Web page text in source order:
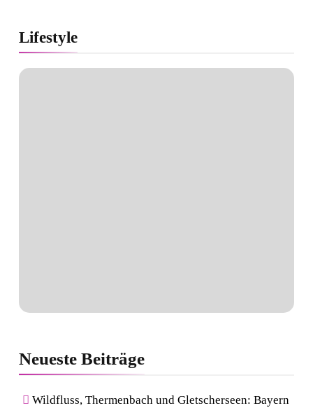
Lifestyle
Neueste Beiträge
Wildfluss, Thermenbach und Gletscherseen: Bayern